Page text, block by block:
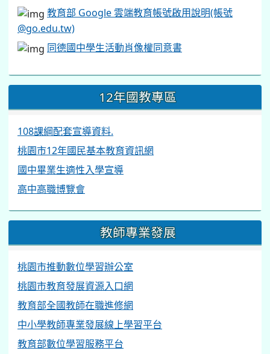
教育部 Google 雲端教育帳號啟用說明(帳號
@go.edu.tw)
同德國中學生活動肖像權同意書
12年國教專區
108課綱配套宣導資料.
桃園市12年國民基本教育資訊網
國中畢業生適性入學宣導
高中高職博覽會
教師專業發展
桃園市推動數位學習辦公室
桃園市教育發展資源入口網
教育部全國教師在職進修網
中小學教師專業發展線上學習平台
教育部數位學習服務平台